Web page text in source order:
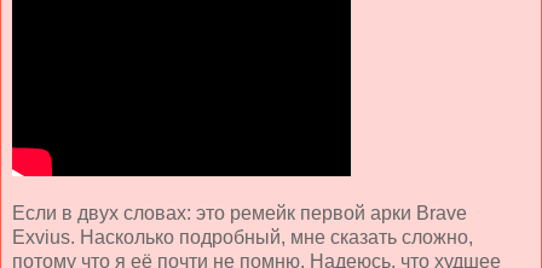
Если в двух словах: это ремейк первой арки Brave
Exvius. Насколько подробный, мне сказать сложно,
потому что я её почти не помню. Надеюсь, что худшее